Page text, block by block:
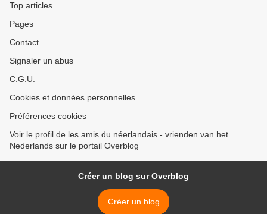
Top articles
Pages
Contact
Signaler un abus
C.G.U.
Cookies et données personnelles
Préférences cookies
Voir le profil de les amis du néerlandais - vrienden van het
Nederlands sur le portail Overblog
Créer un blog sur Overblog
Créer un blog